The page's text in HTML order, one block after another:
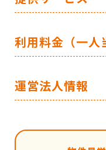
利用料金（一人
運営法人情報